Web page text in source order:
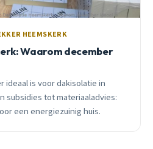
HEEMSKERK
Waarom december
ideaal is voor dakisolatie in
subsidies tot materiaaladvies:
een energiezuinig huis.